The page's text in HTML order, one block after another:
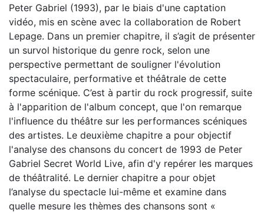
Peter Gabriel (1993), par le biais d'une captation
vidéo, mis en scène avec la collaboration de Robert
Lepage. Dans un premier chapitre, il s’agit de présenter
un survol historique du genre rock, selon une
perspective permettant de souligner l'évolution
spectaculaire, performative et théâtrale de cette
forme scénique. C’est à partir du rock progressif, suite
à l'apparition de l'album concept, que l'on remarque
l'influence du théâtre sur les performances scéniques
des artistes. Le deuxième chapitre a pour objectif
l'analyse des chansons du concert de 1993 de Peter
Gabriel Secret World Live, afin d'y repérer les marques
de théâtralité. Le dernier chapitre a pour objet
l’analyse du spectacle lui-même et examine dans
quelle mesure les thèmes des chansons sont «